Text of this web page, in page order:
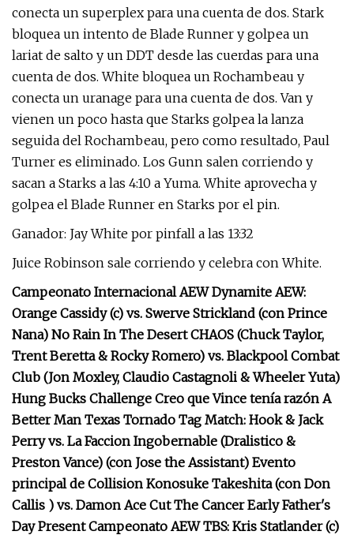
conecta un superplex para una cuenta de dos. Stark
bloquea un intento de Blade Runner y golpea un
lariat de salto y un DDT desde las cuerdas para una
cuenta de dos. White bloquea un Rochambeau y
conecta un uranage para una cuenta de dos. Van y
vienen un poco hasta que Starks golpea la lanza
seguida del Rochambeau, pero como resultado, Paul
Turner es eliminado. Los Gunn salen corriendo y
sacan a Starks a las 4:10 a Yuma. White aprovecha y
golpea el Blade Runner en Starks por el pin.
Ganador: Jay White por pinfall a las 13:32
Juice Robinson sale corriendo y celebra con White.
Campeonato Internacional AEW Dynamite AEW:
Orange Cassidy (c) vs. Swerve Strickland (con Prince
Nana) No Rain In The Desert CHAOS (Chuck Taylor,
Trent Beretta & Rocky Romero) vs. Blackpool Combat
Club (Jon Moxley, Claudio Castagnoli & Wheeler Yuta)
Hung Bucks Challenge Creo que Vince tenía razón A
Better Man Texas Tornado Tag Match: Hook & Jack
Perry vs. La Faccion Ingobernable (Dralistico &
Preston Vance) (con Jose the Assistant) Evento
principal de Collision Konosuke Takeshita (con Don
Callis ) vs. Damon Ace Cut The Cancer Early Father's
Day Present Campeonato AEW TBS: Kris Statlander (c)